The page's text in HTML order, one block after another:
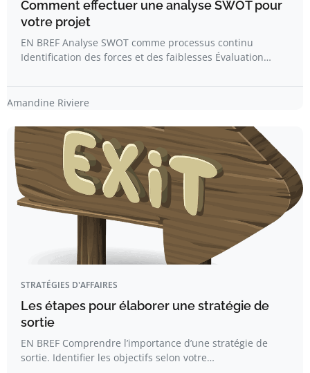
Comment effectuer une analyse SWOT pour
votre projet
EN BREF Analyse SWOT comme processus continu
Identification des forces et des faiblesses Évaluation…
Amandine Riviere
STRATÉGIES D'AFFAIRES
Les étapes pour élaborer une stratégie de
sortie
EN BREF Comprendre l’importance d’une stratégie de
sortie. Identifier les objectifs selon votre…